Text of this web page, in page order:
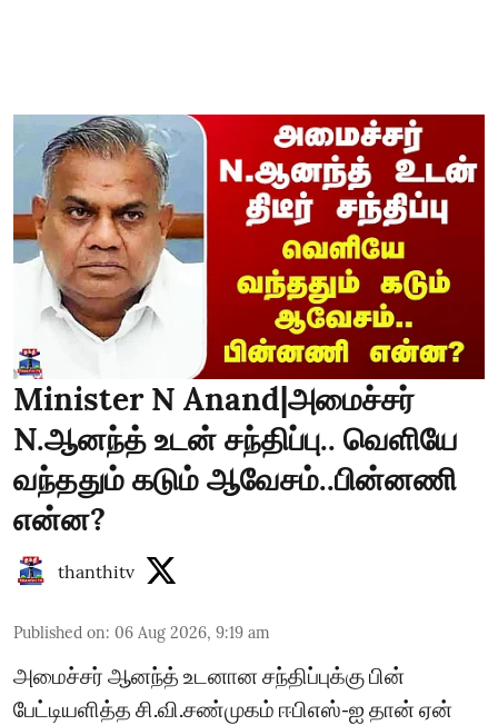
Minister N Anand|அமைச்சர்
N.ஆனந்த் உடன் சந்திப்பு.. வெளியே
வந்ததும் கடும் ஆவேசம்..பின்னணி
என்ன?
thanthitv
Published on: 06 Aug 2026, 9:19 am
அமைச்சர் ஆனந்த் உடனான சந்திப்புக்கு பின்
பேட்டியளித்த சி.வி.சண்முகம் ஈபிஎஸ்-ஐ தான் ஏன்